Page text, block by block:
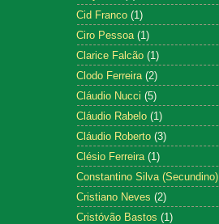
Cid Franco (1)
Ciro Pessoa (1)
Clarice Falcão (1)
Clodo Ferreira (2)
Cláudio Nucci (5)
Cláudio Rabelo (1)
Cláudio Roberto (3)
Clésio Ferreira (1)
Constantino Silva (Secundino)
Cristiano Neves (2)
Cristóvão Bastos (1)